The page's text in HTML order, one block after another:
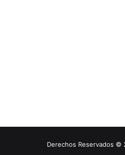
Derechos Reservados ©